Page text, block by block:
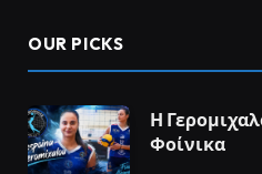
OUR PICKS
Η
Φοίνικα